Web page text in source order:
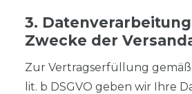
3.
Zwecke der
Zur Vertragserfüllung gemäß
lit. b DSGVO geben wir Ihre